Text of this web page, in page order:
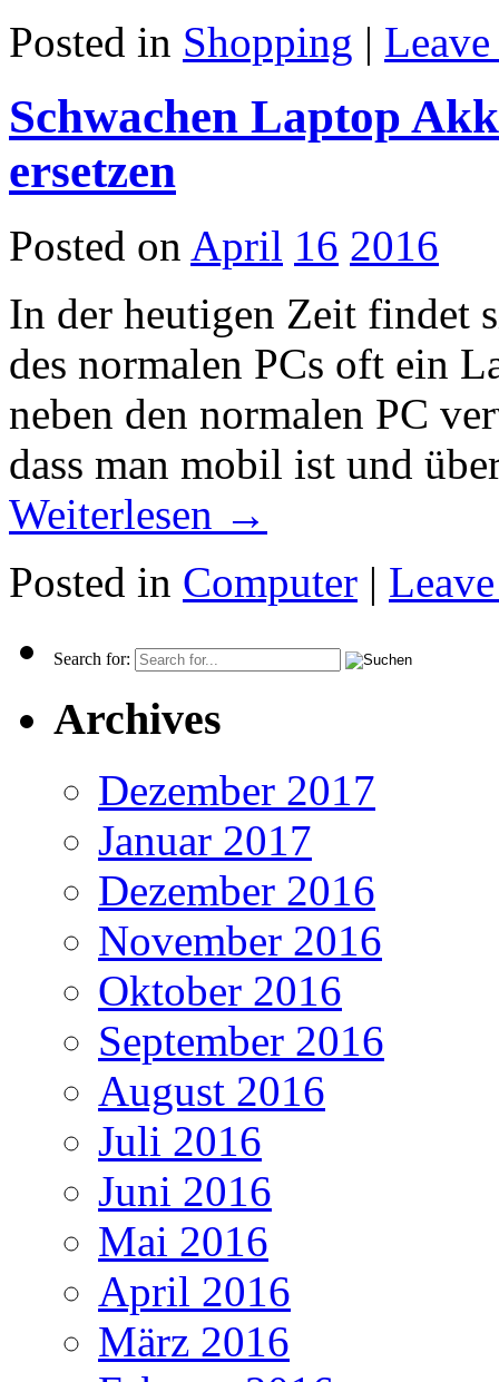
Posted in Shopping |
Schwachen Laptop
ersetzen
Posted on April 16 2016
In der heutigen Zeit findet
des normalen PCs oft ein
neben den normalen PC
dass man mobil ist und
Weiterlesen →
Posted in Computer |
Search for:
Archives
Dezember 2017
Januar 2017
Dezember 2016
November 2016
Oktober 2016
September 2016
August 2016
Juli 2016
Juni 2016
Mai 2016
April 2016
März 2016